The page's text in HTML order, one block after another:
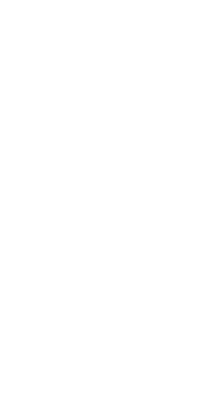
siti naturalistici più pregiati della
bene per scoprire i monti più
la parte bassa delle Valli
e sociali legati a questa risorsa
delle Alpi. Già dalla
moderna. Ancora oggi, la